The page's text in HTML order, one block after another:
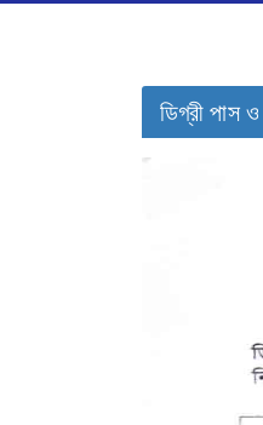
ডিগ্রী পাস